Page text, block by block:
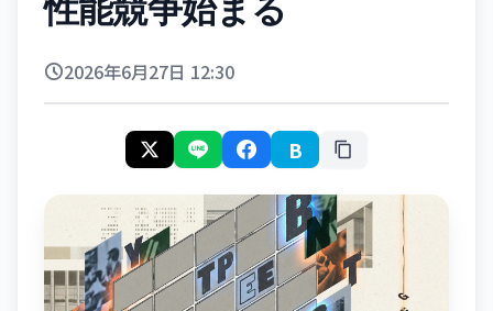
性能競争始まる
2026年6月27日 12:30
B